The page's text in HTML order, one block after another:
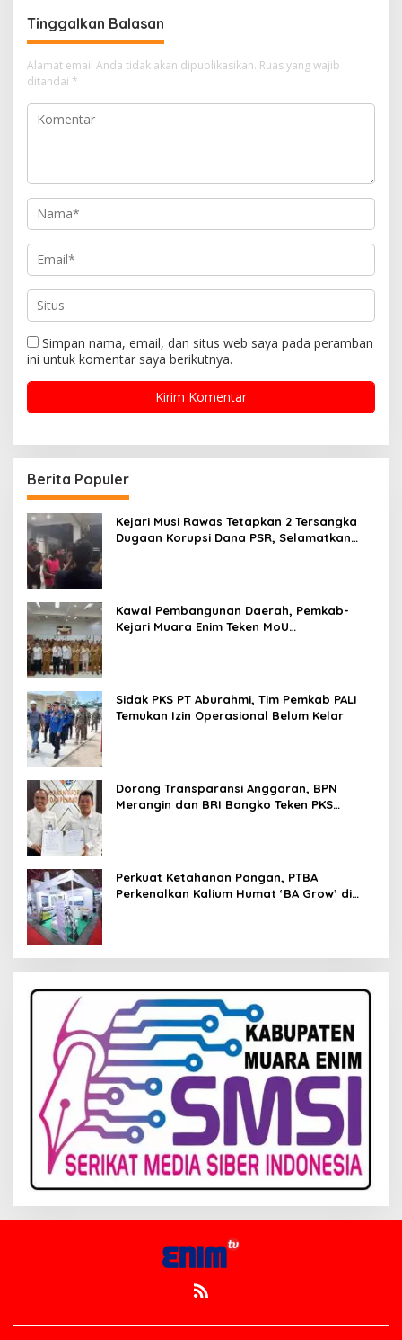
Tinggalkan Balasan
Alamat email Anda tidak akan dipublikasikan. Ruas yang wajib
ditandai *
Simpan nama, email, dan situs web saya pada peramban
ini untuk komentar saya berikutnya.
Berita Populer
Kejari Musi Rawas Tetapkan 2 Tersangka
Dugaan Korupsi Dana PSR, Selamatkan
Kawal Pembangunan Daerah, Pemkab-
Kejari Muara Enim Teken MoU
Sidak PKS PT Aburahmi, Tim Pemkab PALI
Temukan Izin Operasional Belum Kelar
Dorong Transparansi Anggaran, BPN
Merangin dan BRI Bangko Teken PKS
Perkuat Ketahanan Pangan, PTBA
Perkenalkan Kalium Humat ‘BA Grow’ di